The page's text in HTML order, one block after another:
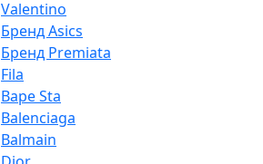
Valentino
Бренд Asics
Бренд Premiata
Fila
Bape Sta
Balenciaga
Balmain